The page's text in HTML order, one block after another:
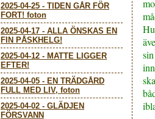
2025-04-25 - TIDEN GÅR FÖR
FORT! foton
2025-04-17 - ALLA ÖNSKAS EN
FIN PÅSKHELG!
2025-04-12 - MATTE LIGGER
EFTER!
2025-04-05 - EN TRÄDGÅRD
FULL MED LIV, foton
2025-04-02 - GLÄDJEN
FÖRSVANN